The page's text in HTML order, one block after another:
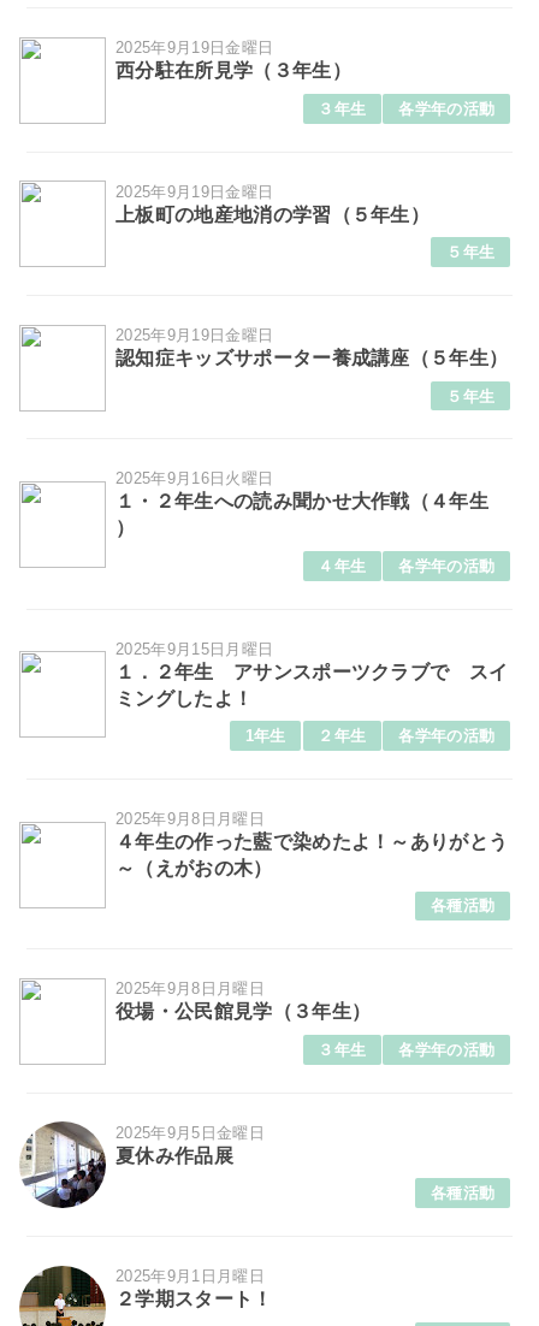
2025年9月19日金曜日
西分駐在所見学（３年生）
３年生 各学年の活動
2025年9月19日金曜日
上板町の地産地消の学習（５年生）
５年生
2025年9月19日金曜日
認知症キッズサポーター養成講座（５年生）
５年生
2025年9月16日火曜日
１・２年生への読み聞かせ大作戦（４年生
）
４年生 各学年の活動
2025年9月15日月曜日
１．２年生 アサンスポーツクラブで スイ
ミングしたよ！
1年生 ２年生 各学年の活動
2025年9月8日月曜日
４年生の作った藍で染めたよ！～ありがとう
～（えがおの木）
各種活動
2025年9月8日月曜日
役場・公民館見学（３年生）
３年生 各学年の活動
2025年9月5日金曜日
夏休み作品展
各種活動
2025年9月1日月曜日
２学期スタート！